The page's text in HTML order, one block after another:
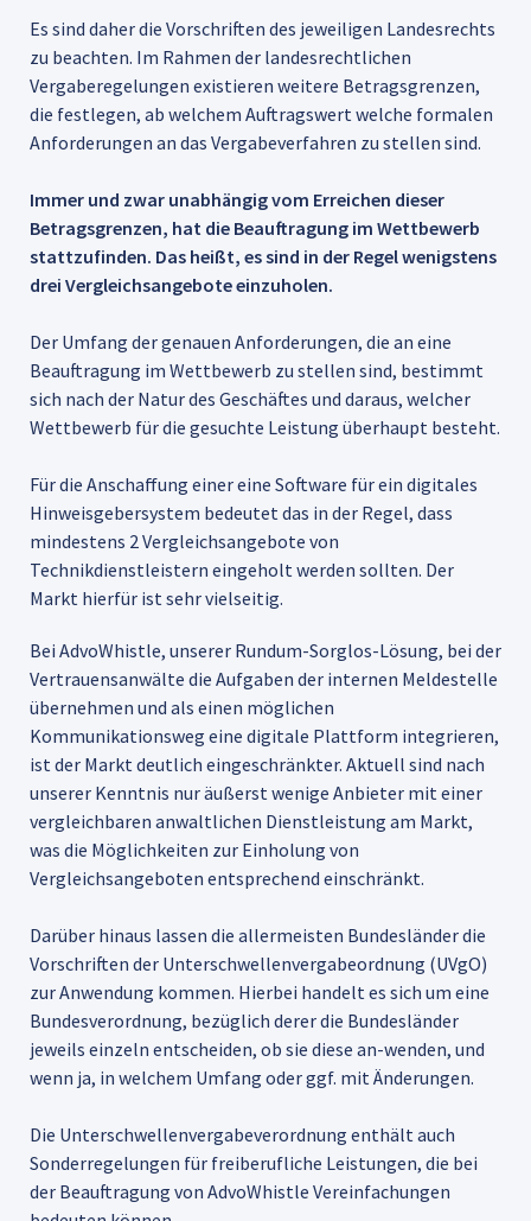
Es sind daher die Vorschriften des jeweiligen Landesrechts
zu beachten. Im Rahmen der landesrechtlichen
Vergaberegelungen existieren weitere Betragsgrenzen,
die festlegen, ab welchem Auftragswert welche formalen
Anforderungen an das Vergabeverfahren zu stellen sind.
Immer und zwar unabhängig vom Erreichen dieser
Betragsgrenzen, hat die Beauftragung im Wettbewerb
stattzufinden. Das heißt, es sind in der Regel wenigstens
drei Vergleichsangebote einzuholen.
Der Umfang der genauen Anforderungen, die an eine
Beauftragung im Wettbewerb zu stellen sind, bestimmt
sich nach der Natur des Geschäftes und daraus, welcher
Wettbewerb für die gesuchte Leistung überhaupt besteht.
Für die Anschaffung einer eine Software für ein digitales
Hinweisgebersystem bedeutet das in der Regel, dass
mindestens 2 Vergleichsangebote von
Technikdienstleistern eingeholt werden sollten. Der
Markt hierfür ist sehr vielseitig.
Bei AdvoWhistle, unserer Rundum-Sorglos-Lösung, bei der
Vertrauensanwälte die Aufgaben der internen Meldestelle
übernehmen und als einen möglichen
Kommunikationsweg eine digitale Plattform integrieren,
ist der Markt deutlich eingeschränkter. Aktuell sind nach
unserer Kenntnis nur äußerst wenige Anbieter mit einer
vergleichbaren anwaltlichen Dienstleistung am Markt,
was die Möglichkeiten zur Einholung von
Vergleichsangeboten entsprechend einschränkt.
Darüber hinaus lassen die allermeisten Bundesländer die
Vorschriften der Unterschwellenvergabeordnung (UVgO)
zur Anwendung kommen. Hierbei handelt es sich um eine
Bundesverordnung, bezüglich derer die Bundesländer
jeweils einzeln entscheiden, ob sie diese an-wenden, und
wenn ja, in welchem Umfang oder ggf. mit Änderungen.
Die Unterschwellenvergabeverordnung enthält auch
Sonderregelungen für freiberufliche Leistungen, die bei
der Beauftragung von AdvoWhistle Vereinfachungen